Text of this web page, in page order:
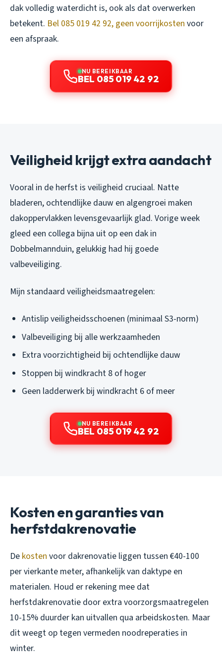
dak volledig waterdicht is, ook als dat overwerken
betekent. Bel 085 019 42 92, geen voorrijkosten voor
een afspraak.
NU BEREIKBAAR
BEL 085 019 42 92
Veiligheid krijgt extra aandacht
Vooral in de herfst is veiligheid cruciaal. Natte
bladeren, ochtendlijke dauw en algengroei maken
dakoppervlakken levensgevaarlijk glad. Vorige week
gleed een collega bijna uit op een dak in
Dobbelmannduin, gelukkig had hij goede
valbeveiliging.
Mijn standaard veiligheidsmaatregelen:
Antislip veiligheidsschoenen (minimaal S3-norm)
Valbeveiliging bij alle werkzaamheden
Extra voorzichtigheid bij ochtendlijke dauw
Stoppen bij windkracht 8 of hoger
Geen ladderwerk bij windkracht 6 of meer
NU BEREIKBAAR
BEL 085 019 42 92
Kosten en garanties van
herfstdakrenovatie
De kosten voor dakrenovatie liggen tussen €40-100
per vierkante meter, afhankelijk van daktype en
materialen. Houd er rekening mee dat
herfstdakrenovatie door extra voorzorgsmaatregelen
10-15% duurder kan uitvallen qua arbeidskosten. Maar
dit weegt op tegen vermeden noodreperaties in
winter.